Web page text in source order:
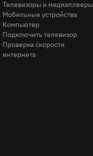
Телевизоры и медиаплееры
Мобильные устройства
Компьютер
Подключить телевизор
Проверка скорости
интернета